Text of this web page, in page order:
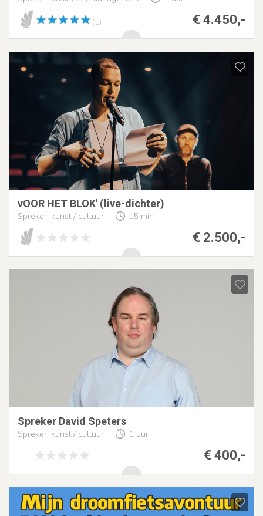
€ 4.450,-
(1)
vOOR HET BLOK' (live-dichter)
Spreker, kunst / cultuur 15 min
€ 2.500,-
Spreker David Speters
Spreker, kunst / cultuur 1 uur
€ 400,-